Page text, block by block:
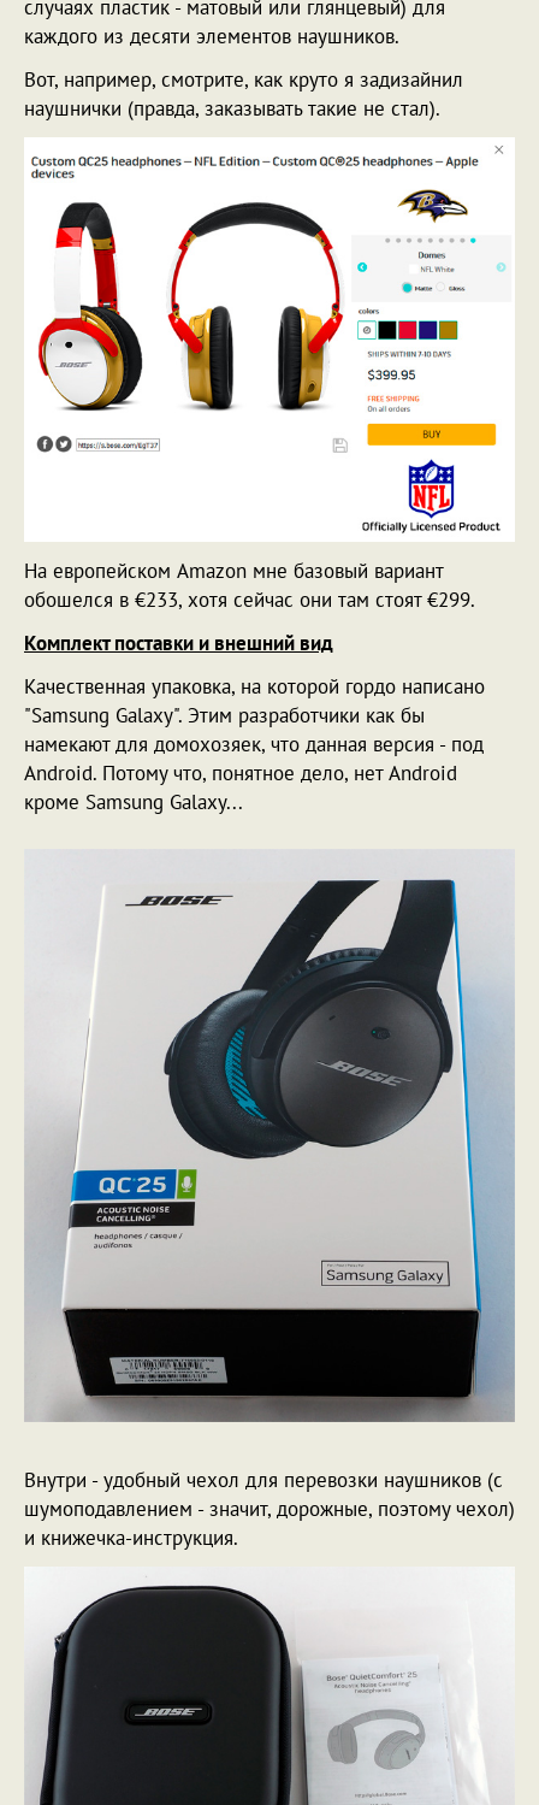
случаях пластик - матовый или глянцевый) для
каждого из десяти элементов наушников.
Вот, например, смотрите, как круто я задизайнил
наушнички (правда, заказывать такие не стал).
На европейском Amazon мне базовый вариант
обошелся в €233, хотя сейчас они там стоят €299.
Комплект поставки и внешний вид
Качественная упаковка, на которой гордо написано
"Samsung Galaxy". Этим разработчики как бы
намекают для домохозяек, что данная версия - под
Android. Потому что, понятное дело, нет Android
кроме Samsung Galaxy...
Внутри - удобный чехол для перевозки наушников (с
шумоподавлением - значит, дорожные, поэтому чехол)
и книжечка-инструкция.